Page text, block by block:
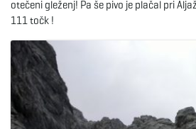
otečeni gleženj! Pa še pivo je plačal pri
111 točk !